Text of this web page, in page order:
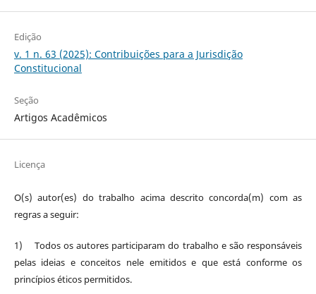
Edição
v. 1 n. 63 (2025): Contribuições para a Jurisdição
Constitucional
Seção
Artigos Acadêmicos
Licença
O(s) autor(es) do trabalho acima descrito concorda(m) com as
regras a seguir:
1) Todos os autores participaram do trabalho e são responsáveis
pelas ideias e conceitos nele emitidos e que está conforme os
princípios éticos permitidos.